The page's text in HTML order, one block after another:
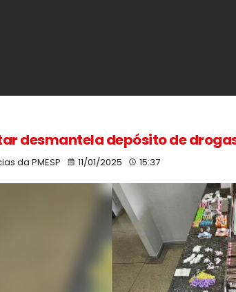
desmantela depósito de
da PMESP 11/01/2025 15:37